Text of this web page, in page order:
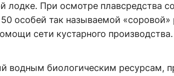
лодке. При осмотре плавсредства
особей так называемой
сети кустарного производства.
водным биологическим ресурсам,